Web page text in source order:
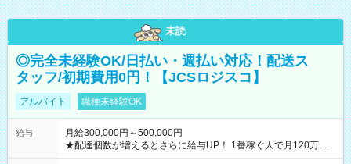
未読
◎完全未経験OK/日払い・週払い対応！配送ス
タッフ/初期費用0円！【JCSロジスコ】
アルバイト 職種未経験OK
給与
月給300,000円～500,000円
★配達個数が増えるとさらに給与UP！ 1番稼ぐ人で月120万ほ
ど！ ・主要都市エリア 月収55万円／週5日稼働 月収65万~112